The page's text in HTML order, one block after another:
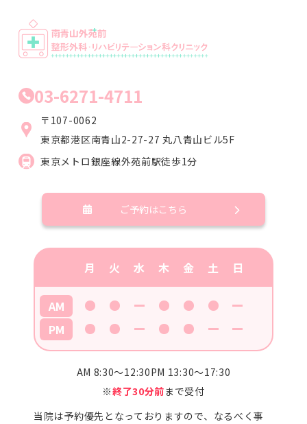
03-6271-4711
〒107-0062
東京都港区南青山2-27-27 丸八青山ビル5F
東京メトロ銀座線外苑前駅徒歩1分
ご予約はこちら
月 火 水 木 金 土 日
AM
PM
AM 8:30～12:30PM 13:30～17:30
※終了30分前まで受付
当院は予約優先となっておりますので、なるべく事